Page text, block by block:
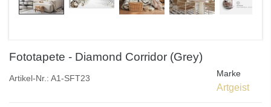
Fototapete - Diamond Corridor (Grey)
Artikel-Nr.: A1-SFT23 Marke
Artgeist